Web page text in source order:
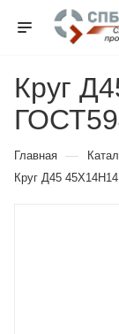
Круг
Главная —
Круг Д45